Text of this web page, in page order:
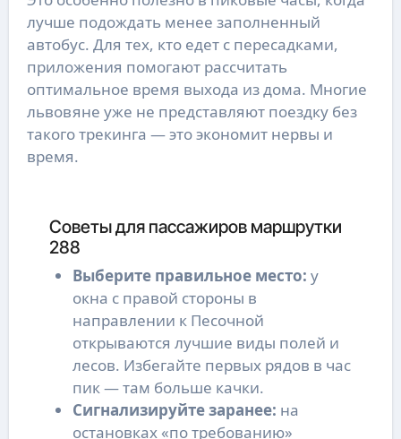
лучше подождать менее заполненный
автобус. Для тех, кто едет с пересадками,
приложения помогают рассчитать
оптимальное время выхода из дома. Многие
львовяне уже не представляют поездку без
такого трекинга — это экономит нервы и
время.
Советы для пассажиров маршрутки
288
Выберите правильное место: у
окна с правой стороны в
направлении к Песочной
открываются лучшие виды полей и
лесов. Избегайте первых рядов в час
пик — там больше качки.
Сигнализируйте заранее: на
остановках «по требованию»